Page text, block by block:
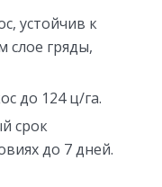
устойчив к
слое гряды,
до 124 ц/га.
срок
до 7 дней.